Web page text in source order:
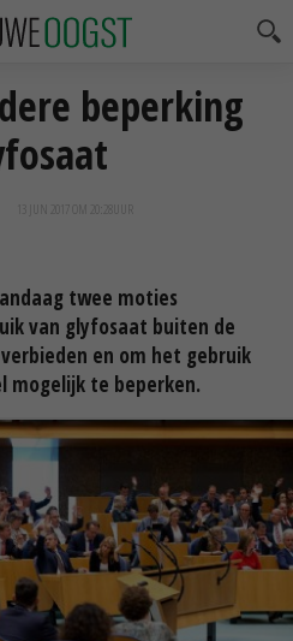
beperking
13 JUN 2017 OM 20:28
twee moties
van glyfosaat buiten de
en om het gebruik
mogelijk te beperken.